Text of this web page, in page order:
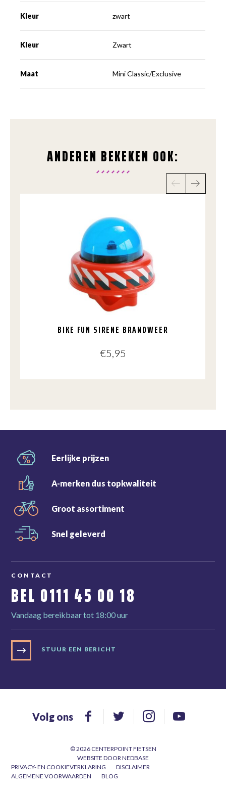
Kleur zwart
Kleur Zwart
Maat Mini Classic/Exclusive
ANDEREN BEKEKEN OOK:
BIKE FUN SIRENE BRANDWEER
€5,95
Eerlijke prijzen
A-merken dus topkwaliteit
Groot assortiment
Snel geleverd
CONTACT
BEL 0111 45 00 18
Vandaag bereikbaar tot 18:00 uur
STUUR EEN BERICHT
© 2026 CENTERPOINT FIETSEN
WEBSITE DOORNEDBASE
PRIVACY- EN COOKIEVERKLARING
DISCLAIMER
ALGEMENE VOORWAARDEN
BLOG
Volg ons